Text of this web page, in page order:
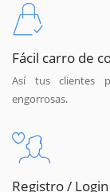
Fácil carro de
Así tus clientes
engorrosas.
Registro /